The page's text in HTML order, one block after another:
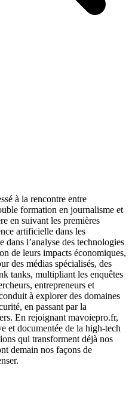
à la rencontre entre
formation en journalisme et
en suivant les premières
artificielle dans les
dans l’analyse des technologies
de leurs impacts économiques,
des médias spécialisés, des
tanks, multipliant les enquêtes
entrepreneurs et
à explorer des domaines
en passant par la
En rejoignant mavoiepro.fr,
et documentée de la high-tech
qui transforment déjà nos
demain nos façons de